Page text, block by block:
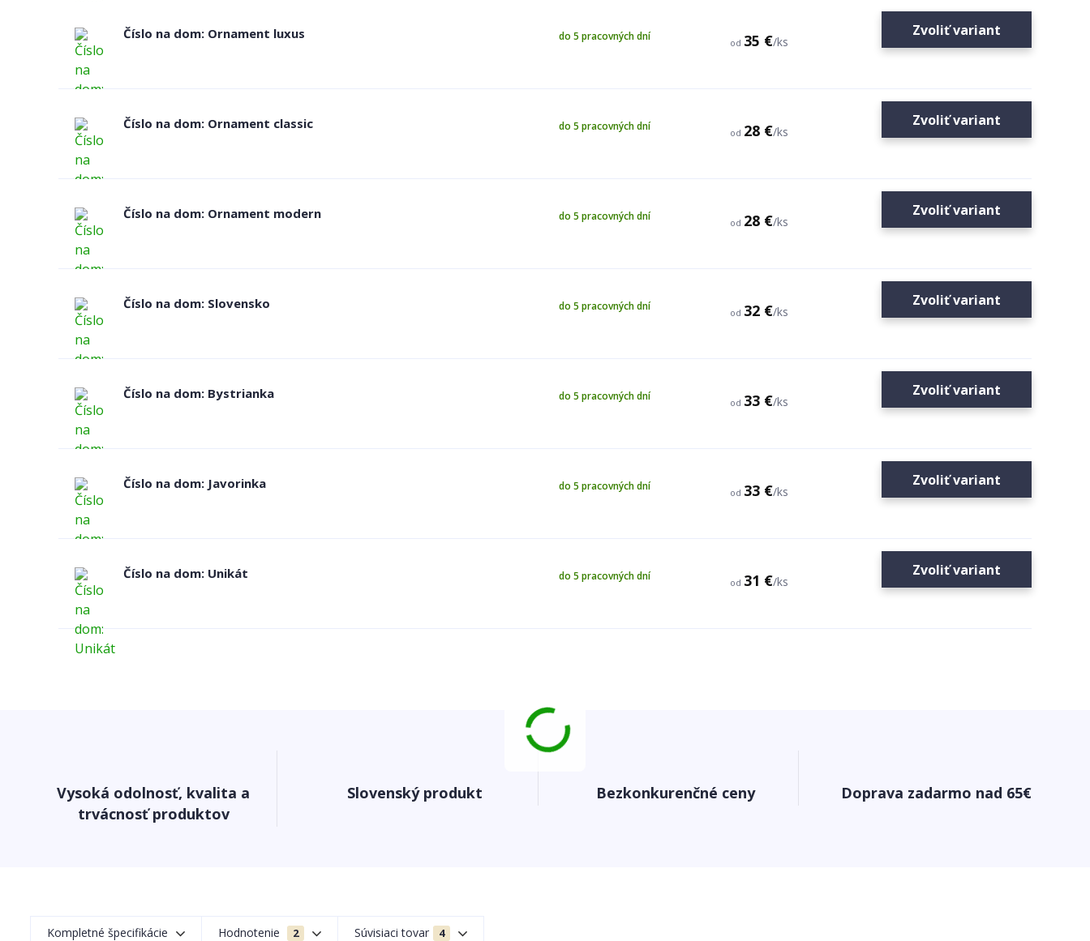
Číslo na dom: Ornament luxus
od 35 €/ks
do 5 pracovných dní Zvoliť variant
Číslo na dom: Ornament classic
od 28 €/ks
do 5 pracovných dní Zvoliť variant
Číslo na dom: Ornament modern
od 28 €/ks
do 5 pracovných dní Zvoliť variant
Číslo na dom: Slovensko
od 32 €/ks
do 5 pracovných dní Zvoliť variant
Číslo na dom: Bystrianka
od 33 €/ks
do 5 pracovných dní Zvoliť variant
Číslo na dom: Javorinka
od 33 €/ks
do 5 pracovných dní Zvoliť variant
Číslo na dom: Unikát
od 31 €/ks
do 5 pracovných dní Zvoliť variant
Vysoká odolnosť, kvalita a
trvácnosť produktov
Slovenský produkt Bezkonkurenčné ceny Doprava zadarmo nad 65€
Kompletné špecifikácie Hodnotenie 2 Súvisiaci tovar 4